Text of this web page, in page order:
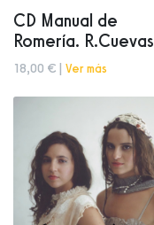
CD Manual de
Romería. R.Cuevas
18,00 € | Ver más